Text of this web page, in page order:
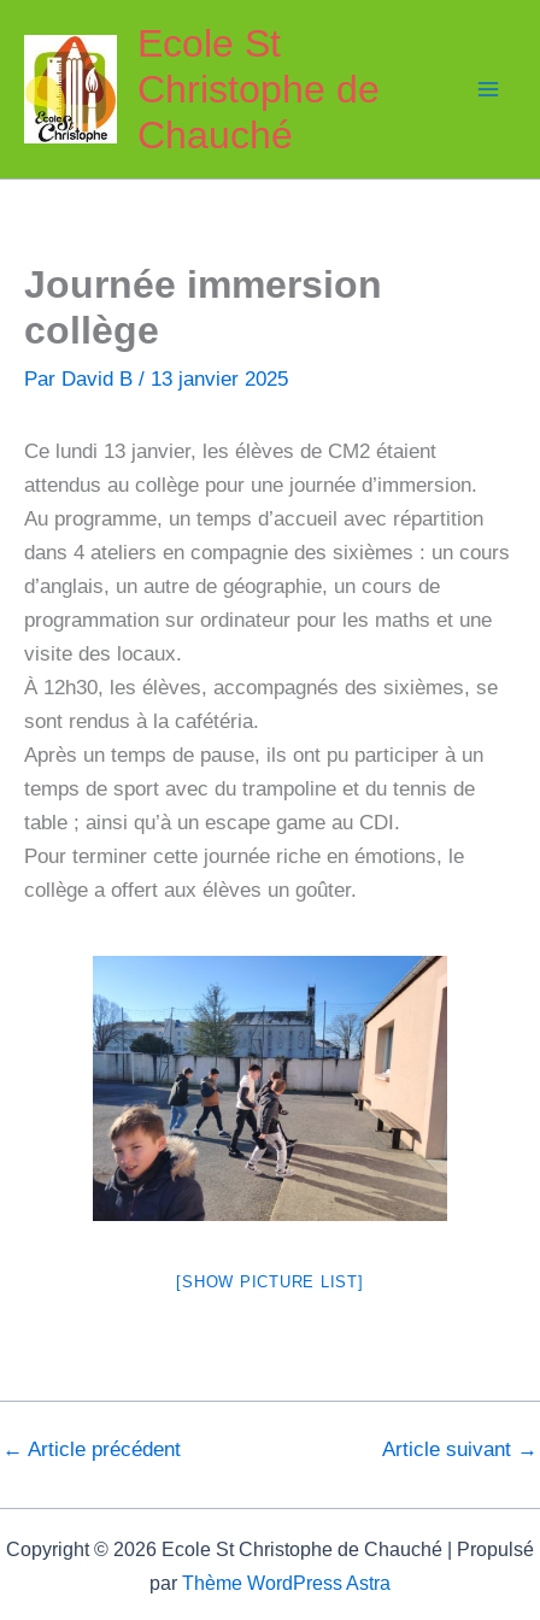
contenu
Ecole St
Christophe de
Chauché
Journée immersion
collège
Par David B / 13 janvier 2025
Ce lundi 13 janvier, les élèves de CM2 étaient
attendus au collège pour une journée d’immersion.
Au programme, un temps d’accueil avec répartition
dans 4 ateliers en compagnie des sixièmes : un cours
d’anglais, un autre de géographie, un cours de
programmation sur ordinateur pour les maths et une
visite des locaux.
À 12h30, les élèves, accompagnés des sixièmes, se
sont rendus à la cafétéria.
Après un temps de pause, ils ont pu participer à un
temps de sport avec du trampoline et du tennis de
table ; ainsi qu’à un escape game au CDI.
Pour terminer cette journée riche en émotions, le
collège a offert aux élèves un goûter.
[SHOW PICTURE LIST]
← Article précédent Article suivant →
Copyright © 2026 Ecole St Christophe de Chauché | Propulsé
par Thème WordPress Astra